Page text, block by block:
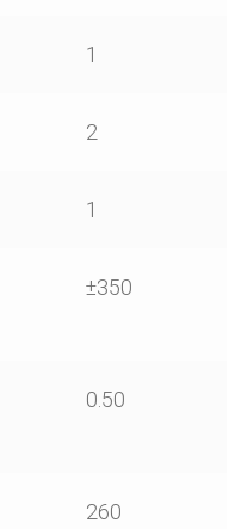
1
2
1
±350
0.50
260